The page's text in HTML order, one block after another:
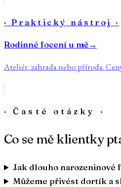
· Praktický nástroj ·
Rodinné focení u mě→
Ateliér, zahrada nebo příroda.
· Časté otázky ·
Co se mě klientky
Jak dlouho narozeninové
Můžeme přivést dortík a